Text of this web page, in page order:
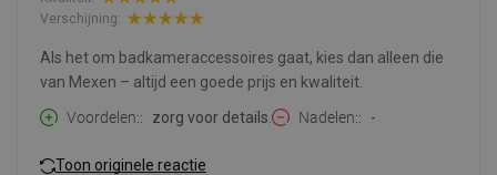
Verschijning:
Als het om badkameraccessoires gaat, kies dan alleen die
van Mexen – altijd een goede prijs en kwaliteit.
Voordelen:
zorg voor details. Nadelen: -
Toon originele reactie